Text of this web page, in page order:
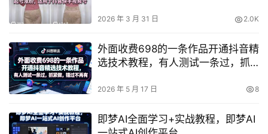
2026 年 3 月 31 日 2.0K
外面收费698的一条作品开通抖音精
选技术教程，有人测试一条过，抓
2026 年 5 月 17 日 8
即梦AI全面学习+实战教程，即梦AI